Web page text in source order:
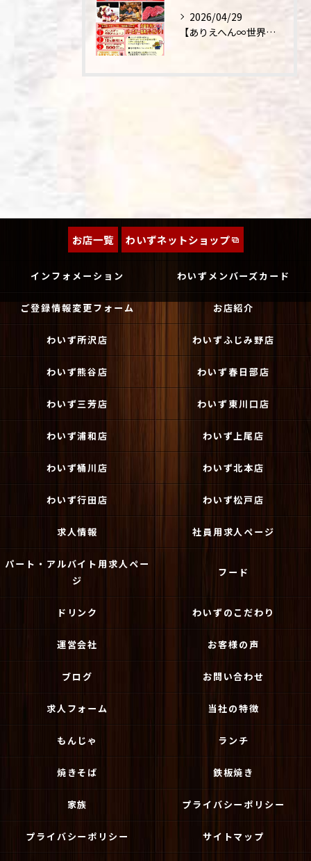
2026/04/29
【ありえへん∞世界】バースデーステーキについて
お店一覧 わいずネットショップ
インフォメーション わいずメンバーズカード
ご登録情報変更フォーム お店紹介
わいず所沢店 わいずふじみ野店
わいず熊谷店 わいず春日部店
わいず三芳店 わいず東川口店
わいず浦和店 わいず上尾店
わいず桶川店 わいず北本店
わいず行田店 わいず松戸店
求人情報 社員用求人ページ
パート・アルバイト用求人ペー
ジ
フード
ドリンク わいずのこだわり
運営会社 お客様の声
ブログ お問い合わせ
求人フォーム 当社の特徴
もんじゃ ランチ
焼きそば 鉄板焼き
家族 プライバシーポリシー
プライバシーポリシー サイトマップ